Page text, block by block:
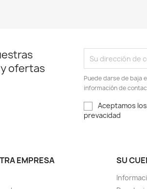
ofertas
Puede darse de baja
información de
Aceptamos
prevacidad
EMPRESA SU